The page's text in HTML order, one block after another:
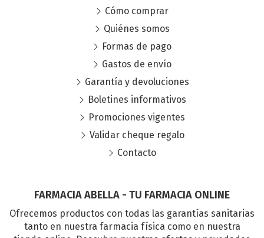
FARMACIA ABELLA - TU FARMACIA ONLINE
Ofrecemos productos con todas las garantías sanitarias
tanto en nuestra farmacia física como en nuestra
Cómo comprar
Quiénes somos
Formas de pago
Gastos de envío
Garantía y devoluciones
Boletines informativos
Promociones vigentes
Validar cheque regalo
Contacto